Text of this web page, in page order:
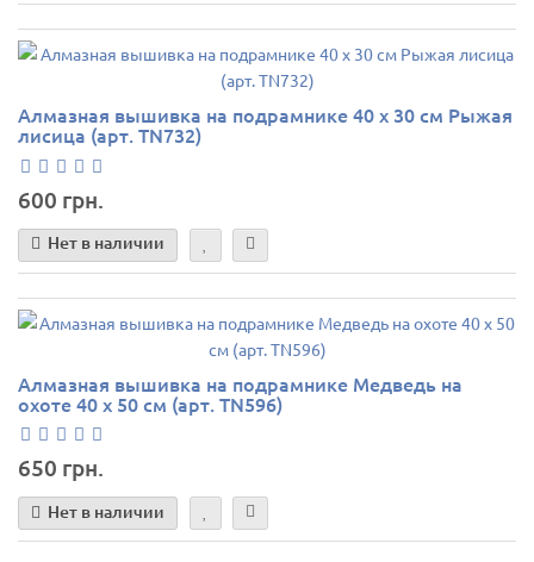
Алмазная вышивка на подрамнике 40 х 30 см Рыжая
лисица (арт. TN732)
600 грн.
Нет в наличии
Алмазная вышивка на подрамнике Медведь на
охоте 40 х 50 см (арт. TN596)
650 грн.
Нет в наличии